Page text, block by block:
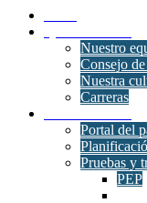
Nuestro
Consejo
Nuestra
Carreras
Portal del
Pruebas y
PEP